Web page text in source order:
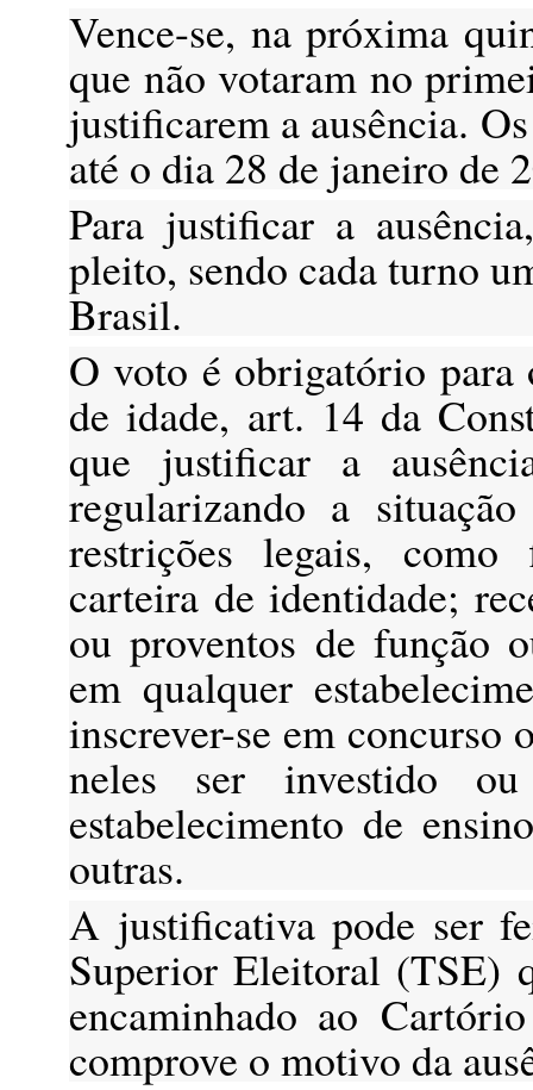
Vence-se, na próxima
que não votaram no
justificarem a ausência.
até o dia 28 de janeiro de
Para justificar a
pleito, sendo cada turno
Brasil.
O voto é obrigatório para
de idade, art. 14 da
que justificar a
regularizando a
restrições legais,
carteira de identidade;
ou proventos de função
em qualquer
inscrever-se em concurso
neles ser investido
estabelecimento de
outras.
A justificativa pode ser
Superior Eleitoral (TSE)
encaminhado ao
comprove o motivo da